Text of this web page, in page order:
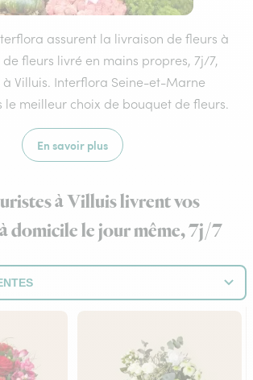
assurent la livraison de fleurs à
fleurs livré en mains propres, 7j/7,
Villuis. Interflora Seine-et-Marne
le meilleur choix de bouquet de fleurs.
En savoir plus
à Villuis livrent vos
domicile le jour même, 7j/7